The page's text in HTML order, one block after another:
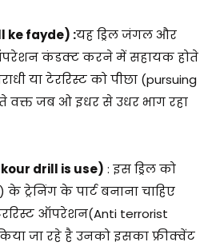
ke fayde) :यह ड्रिल जंगल और
कंडक्ट करने में सहायक होते
या टेररिस्ट को पीछा (pursuing
वक्त जब ओ इधर से उधर भाग रहा
drill is use) : इस ड्रिल को
ट्रेनिंग के पार्ट बनाना चाहिए
ऑपरेशन(Anti terrorist
जा रहे है उनको इसका फ्रीक्वेंट